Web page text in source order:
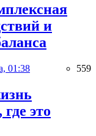
и
01:38 559
это